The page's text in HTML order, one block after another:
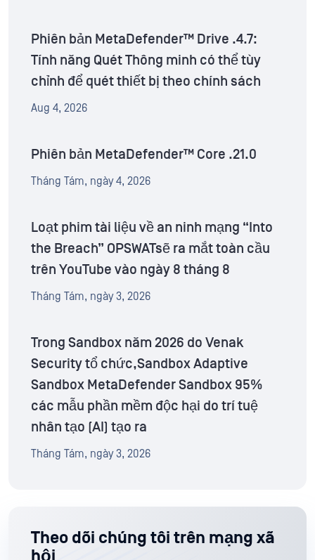
Phiên bản MetaDefender™ Drive .4.7:
Tính năng Quét Thông minh có thể tùy
chỉnh để quét thiết bị theo chính sách
Aug 4, 2026
Phiên bản MetaDefender™ Core .21.0
Tháng Tám, ngày 4, 2026
Loạt phim tài liệu về an ninh mạng “Into
the Breach” OPSWATsẽ ra mắt toàn cầu
trên YouTube vào ngày 8 tháng 8
Tháng Tám, ngày 3, 2026
Trong Sandbox năm 2026 do Venak
Security tổ chức,Sandbox Adaptive
Sandbox MetaDefender Sandbox 95%
các mẫu phần mềm độc hại do trí tuệ
nhân tạo (AI) tạo ra
Tháng Tám, ngày 3, 2026
Theo dõi chúng tôi trên mạng xã